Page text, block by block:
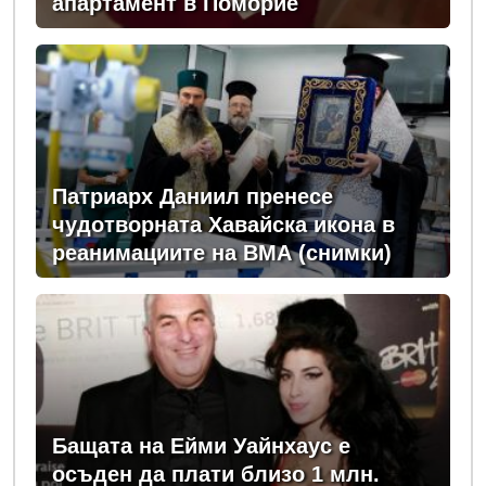
Патриарх Даниил пренесе
чудотворната Хавайска икона в
реанимациите на ВМА (снимки)
Бащата на Ейми Уайнхаус е
осъден да плати близо 1 млн.